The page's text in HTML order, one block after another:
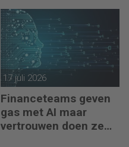
17 juli 2026
Financeteams geven
gas met AI maar
vertrouwen doen ze